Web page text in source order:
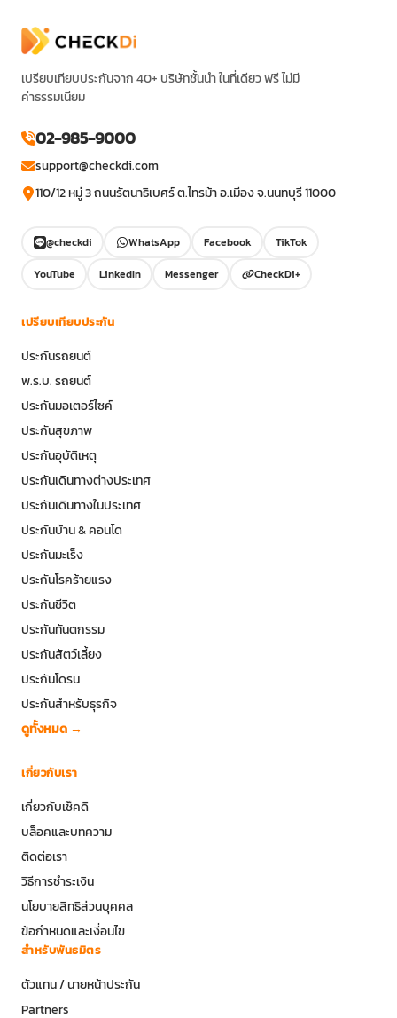
เปรียบเทียบประกันจาก 40+ บริษัทชั้นนำ ในที่เดียว ฟรี ไม่มี
ค่าธรรมเนียม
02-985-9000
support@checkdi.com
110/12 หมู่ 3 ถนนรัตนาธิเบศร์ ต.ไทรม้า อ.เมือง จ.นนทบุรี 11000
@checkdi WhatsApp Facebook
TikTok
YouTube
LinkedIn Messenger CheckDi+
เปรียบเทียบประกัน
ประกันรถยนต์
พ.ร.บ. รถยนต์
ประกันมอเตอร์ไซค์
ประกันสุขภาพ
ประกันอุบัติเหตุ
ประกันเดินทางต่างประเทศ
ประกันเดินทางในประเทศ
ประกันบ้าน & คอนโด
ประกันมะเร็ง
ประกันโรคร้ายแรง
ประกันชีวิต
ประกันทันตกรรม
ประกันสัตว์เลี้ยง
ประกันโดรน
ประกันสำหรับธุรกิจ
ดูทั้งหมด →
เกี่ยวกับเรา
เกี่ยวกับเช็คดิ
บล็อคและบทความ
ติดต่อเรา
วิธีการชำระเงิน
นโยบายสิทธิส่วนบุคคล
ข้อกำหนดและเงื่อนไข
สำหรับพันธมิตร
ตัวแทน / นายหน้าประกัน
Partners